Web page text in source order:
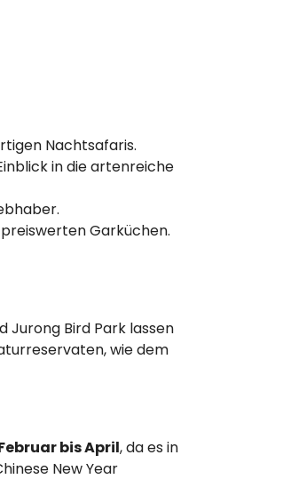
Nachtsafaris.
in die artenreiche
Garküchen.
Jurong Bird Park lassen
wie dem
bis April, da es in
New Year